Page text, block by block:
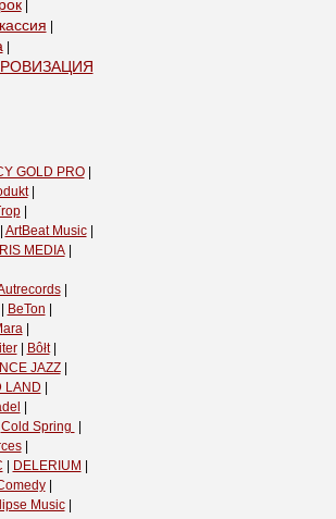
|
|
GOLD PRO|
|
|
ArtBeat Music|
MEDIA|
|
BeTon
|
| Bôłt|
JAZZ|
LAND
Cold Spring ‎
|
DELERIUM
|
Music|